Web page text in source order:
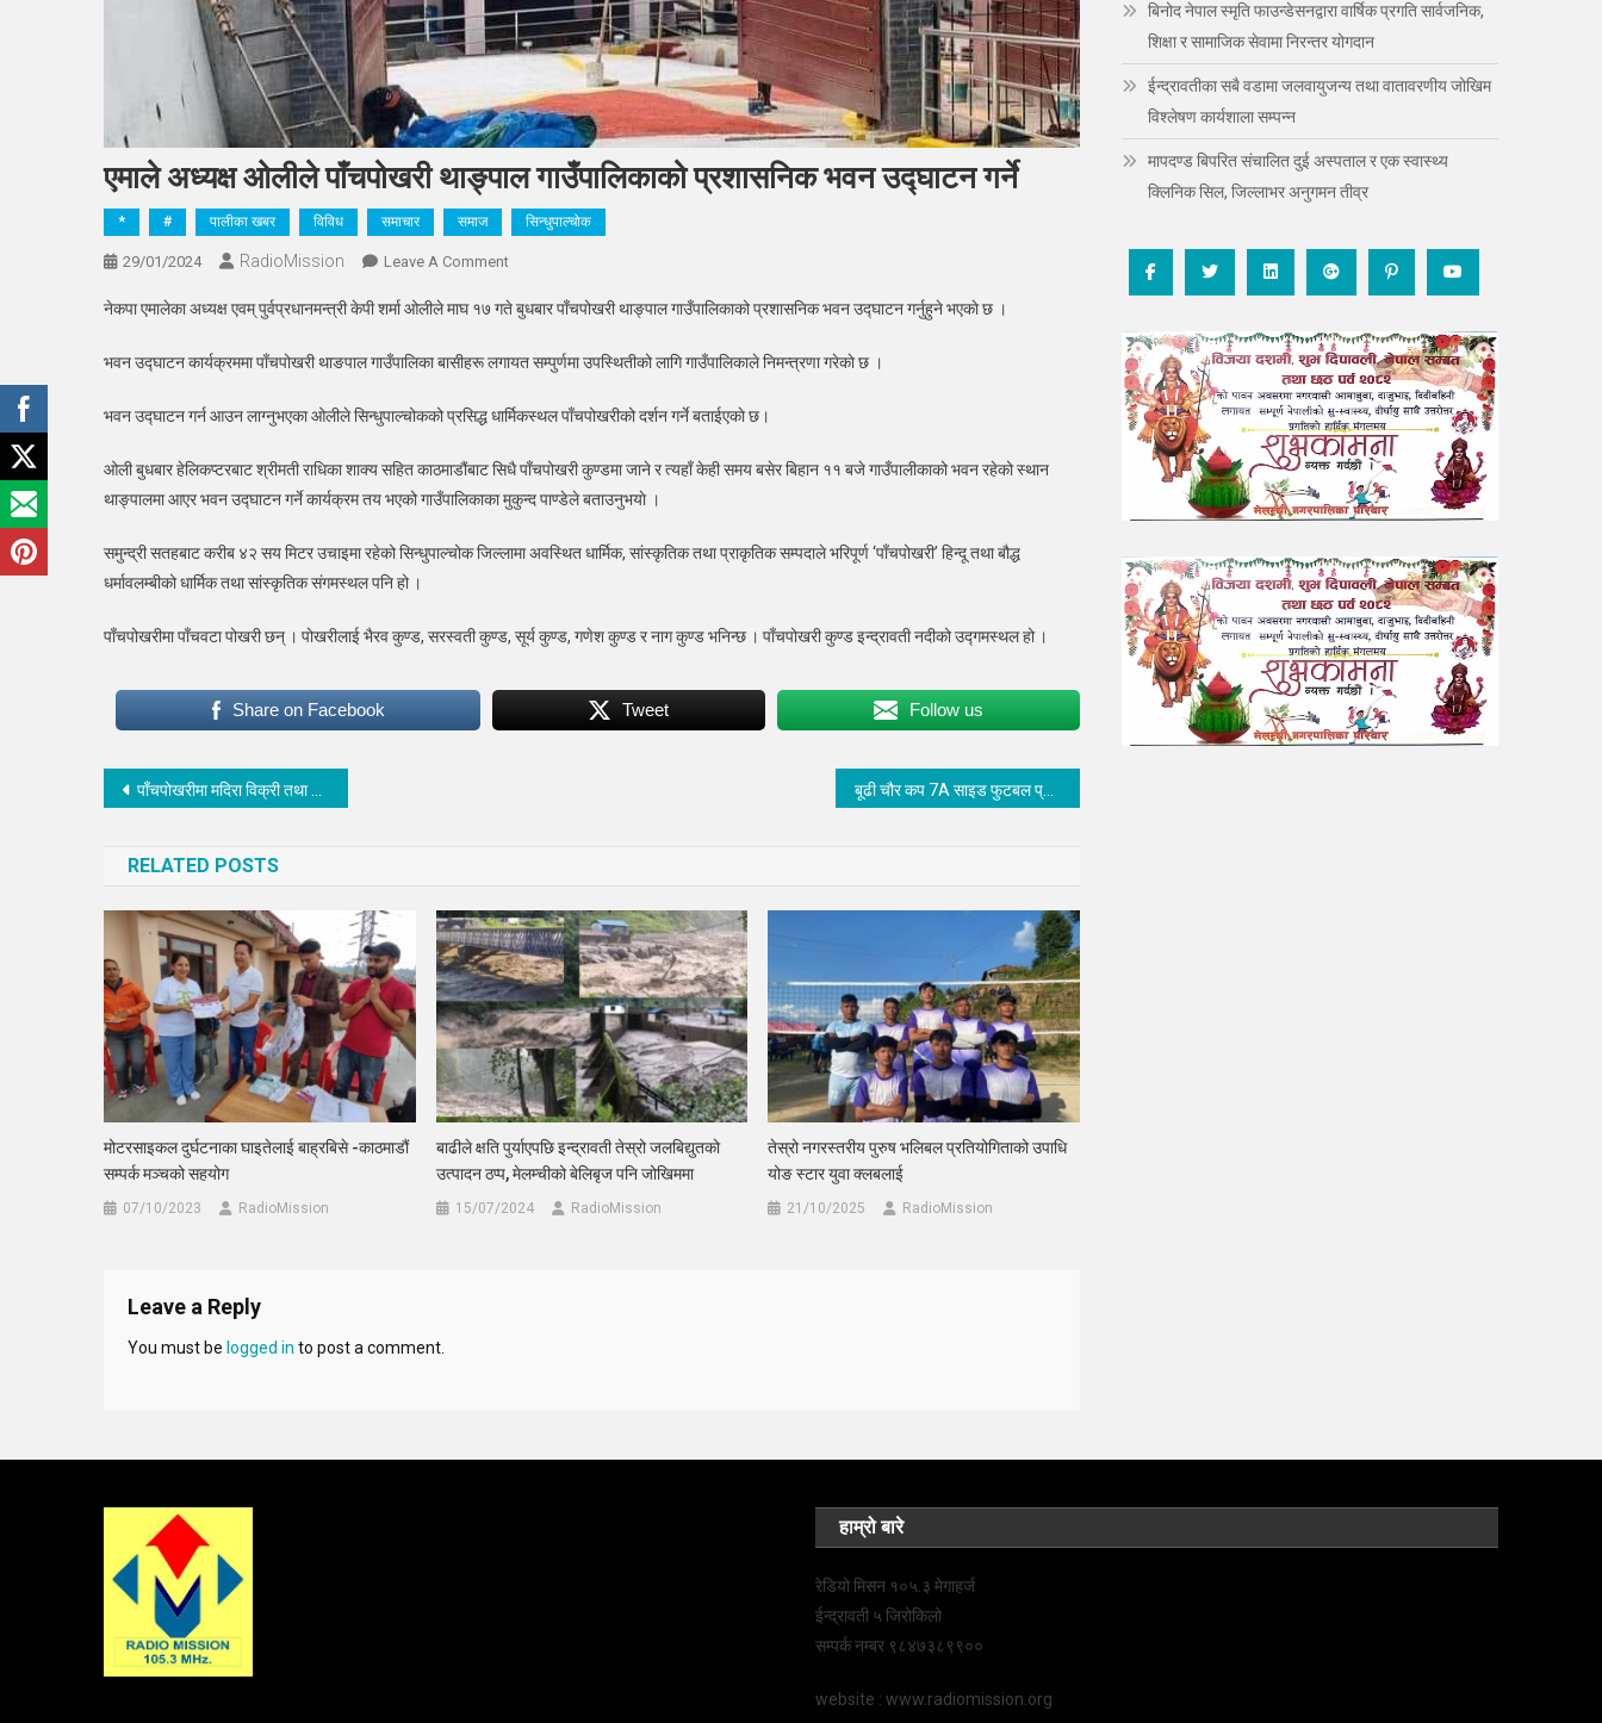
एमाले अध्यक्ष ओलीले पाँचपोखरी थाङ्पाल गाउँपालिकाको प्रशासनिक भवन उद्घाटन गर्ने
* # पालीका खबर विविध समाचार समाज सिन्धुपाल्चोक
29/01/2024 RadioMission Leave A CommentOn
अध्यक्ष
पाँचपोखरी
गाउँपालिकाको
भवन
उद्घाटन
नेकपा एमालेका अध्यक्ष एवम् पुर्वप्रधानमन्त्री केपी शर्मा ओलीले माघ १७ गते बुधबार पाँचपोखरी थाङ्पाल गाउँपालिकाक‍ो प्रशासनिक भवन उद्घाटन गर्नुहुने भएकाे छ ।
भवन उद्घाटन कार्यक्रममा पाँचपोखरी थाङपाल गाउँपालिका बासीहरू लगायत सम्पुर्णमा उपस्थितीको लागि गाउँपालिकाले निमन्त्रणा गरेकाे छ ।
भवन उद्घाटन गर्न आउन लाग्नुभएका ओलीले सिन्धुपाल्चोकको प्रसिद्ध धार्मिकस्थल पाँचपोखरीको दर्शन गर्ने बताईएकाे छ।
ओली बुधबार हेलिकप्टरबाट श्रीमती राधिका शाक्य सहित काठमाडौंबाट सिधै पाँचपोखरी कुण्डमा जाने र त्यहाँ केही समय बसेर बिहान ११ बजे गाउँपालीकाको भवन रहेको स्थान
थाङ्पालमा आएर भवन उद्घाटन गर्ने कार्यक्रम तय भएको गाउँपालिकाका मुकुन्द पाण्डेले बताउनुभयाे ।
समुन्द्री सतहबाट करीब ४२ सय मिटर उचाइमा रहेको सिन्धुपाल्चोक जिल्लामा अवस्थित धार्मिक, सांस्कृतिक तथा प्राकृतिक सम्पदाले भरिपूर्ण ‘पाँचपोखरी’ हिन्दू तथा बौद्ध
धर्मावलम्बीको धार्मिक तथा सांस्कृतिक संगमस्थल पनि हो ।
पाँचपोखरीमा पाँचवटा पोखरी छन् । पोखरीलाई भैरव कुण्ड, सरस्वती कुण्ड, सूर्य कुण्ड, गणेश कुण्ड र नाग कुण्ड भनिन्छ । पाँचपोखरी कुण्ड इन्द्रावती नदीको उद्गमस्थल हो ।
Share on Facebook Tweet Follow us
Post
पाँचपोखरीमा मदिरा विक्री तथा प्रयोगमा रोक
RELATED POSTS
मोटरसाइकल दुर्घटनाका घाइतेलाई बाह्रबिसे -काठमाडौं
सम्पर्क मञ्चको सहयोग
07/10/2023 RadioMission
बाढीले क्षति पुर्याएपछि इन्द्रावती तेस्रो जलबिद्युतको
उत्पादन ठप्प, मेलम्चीको बेलिबृज पनि जोखिममा
15/07/2024 RadioMission
तेस्रो नगरस्तरीय पुरुष भलिबल प्रतियोगिताको उपाधि
योङ स्टार युवा क्लबलाई
21/10/2025 RadioMission
Leave a Reply
You must be logged in to post a comment.
बिनोद नेपाल स्मृति फाउन्डेसनद्वारा वार्षिक प्रगति सार्वजनिक,
शिक्षा र सामाजिक सेवामा निरन्तर योगदान
ईन्द्रावतीका सबै वडामा जलवायुजन्य तथा वातावरणीय जोखिम
विश्लेषण कार्यशाला सम्पन्न
मापदण्ड बिपरित संचालित दुई अस्पताल र एक स्वास्थ्य
क्लिनिक सिल, जिल्लाभर अनुगमन तीव्र
हाम्रो बारे
रेडियो मिसन १०५.३ मेगाहर्ज
ईन्द्रावती ५ जिरोकिलो
सम्पर्क नम्बर ९८४७३८९९००
website : www.radiomission.org